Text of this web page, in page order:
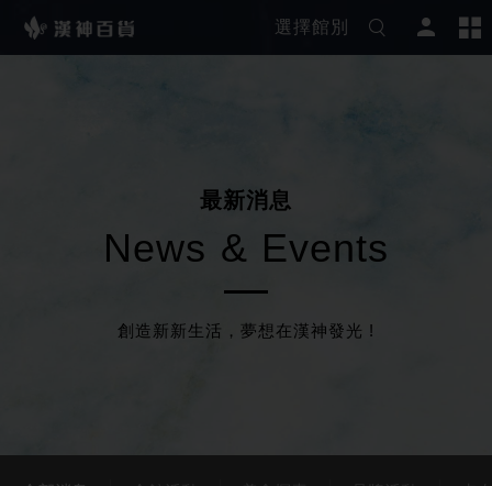
選擇館別
最新消息
News & Events
創造新新生活，夢想在漢神發光 !